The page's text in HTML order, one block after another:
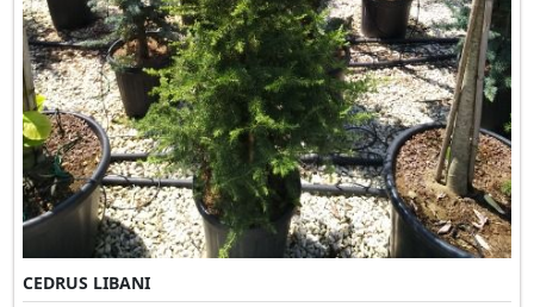
CEDRUS LIBANI